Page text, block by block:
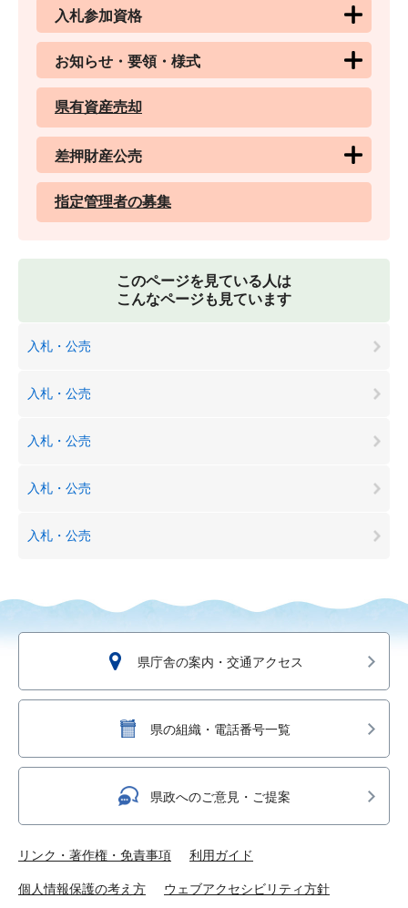
入札参加資格
お知らせ・要領・様式
県有資産売却
差押財産公売
指定管理者の募集
このページを見ている人は
こんなページも見ています
入札・公売
入札・公売
入札・公売
入札・公売
入札・公売
県庁舎の案内・交通アクセス
県の組織・電話番号一覧
県政へのご意見・ご提案
リンク・著作権・免責事項 利用ガイド
個人情報保護の考え方 ウェブアクセシビリティ方針